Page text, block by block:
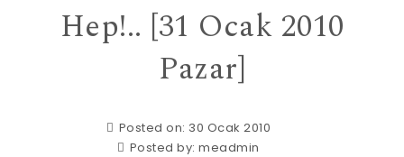
Hep!.. [31 Ocak 2010
Pazar]
Posted on: 30 Ocak 2010
Posted by:meadmin